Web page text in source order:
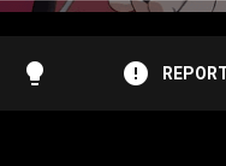
lightbulb error